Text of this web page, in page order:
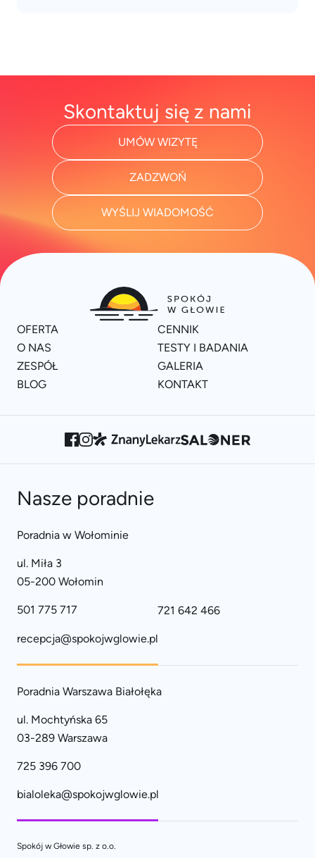
Skontaktuj się z nami
UMÓW WIZYTĘ
ZADZWOŃ
WYŚLIJ WIADOMOŚĆ
OFERTA
CENNIK
O NAS
TESTY I BADANIA
ZESPÓŁ
GALERIA
BLOG
KONTAKT
Nasze poradnie
Poradnia w Wołominie
ul. Miła 3
05-200 Wołomin
501 775 717 721 642 466
recepcja@spokojwglowie.pl
Poradnia Warszawa Białołęka
ul. Mochtyńska 65
03-289 Warszawa
725 396 700
bialoleka@spokojwglowie.pl
Spokój w Głowie sp. z o.o.